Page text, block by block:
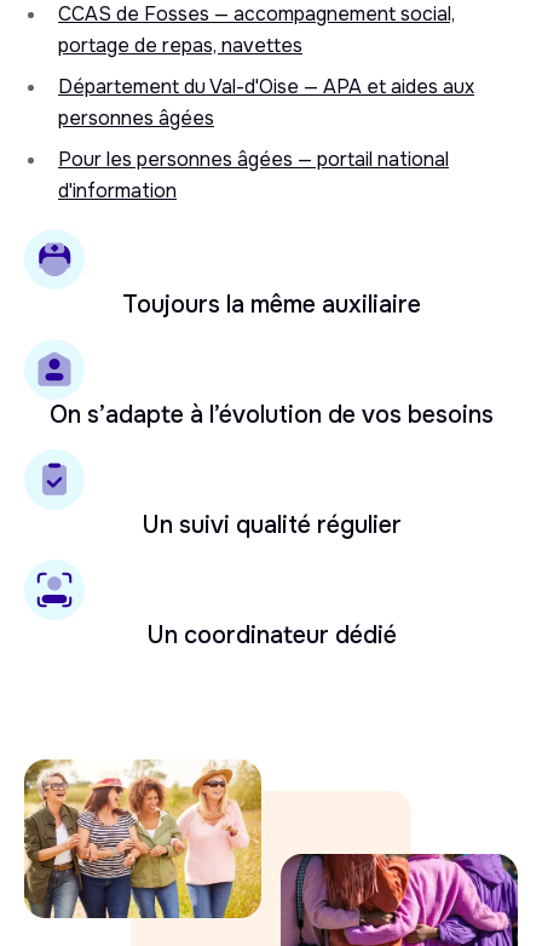
CCAS de Fosses — accompagnement social,
portage de repas, navettes
Département du Val-d'Oise — APA et aides aux
personnes âgées
Pour les personnes âgées — portail national
d'information
Toujours la même auxiliaire
On s’adapte à l’évolution de vos besoins
Un suivi qualité régulier
Un coordinateur dédié